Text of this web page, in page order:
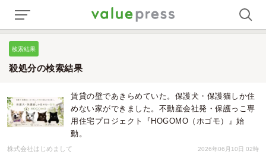
検索結果
殺処分の検索結果
賃貸の壁であきらめていた。保護犬・保護猫しか住
めない家ができました。不動産会社発・保護っこ専
用住宅プロジェクト『HOGOMO（ホゴモ）』始
動。
株式会社はじめまして 2026年06月10日 02時